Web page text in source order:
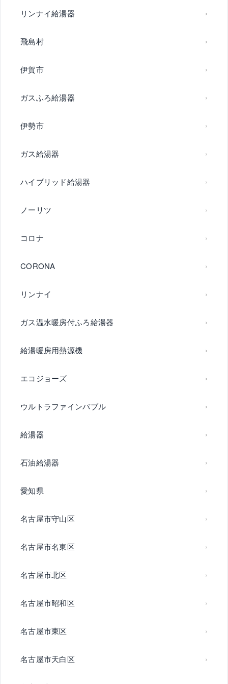
リンナイ給湯器
飛島村
伊賀市
ガスふろ給湯器
伊勢市
ガス給湯器
ハイブリッド給湯器
ノーリツ
コロナ
CORONA
リンナイ
ガス温水暖房付ふろ給湯器
給湯暖房用熱源機
エコジョーズ
ウルトラファインバブル
給湯器
石油給湯器
愛知県
名古屋市守山区
名古屋市名東区
名古屋市北区
名古屋市昭和区
名古屋市東区
名古屋市天白区